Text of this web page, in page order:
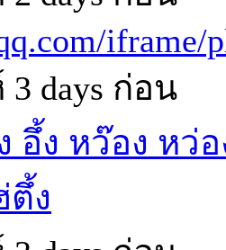
iframe/
days ก่อน
อึ้ง หว๊อง หว่อ
ตึ้ง